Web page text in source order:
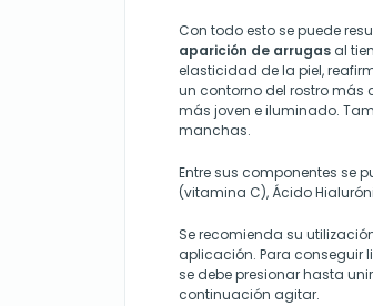
Con todo esto se puede
aparición de arrugas al
elasticidad de la piel,
un contorno del rostro más
más joven e iluminado.
manchas.
Entre sus componentes se
(vitamina C), Ácido
Se recomienda su
aplicación. Para conseguir
se debe presionar hasta
continuación agitar.